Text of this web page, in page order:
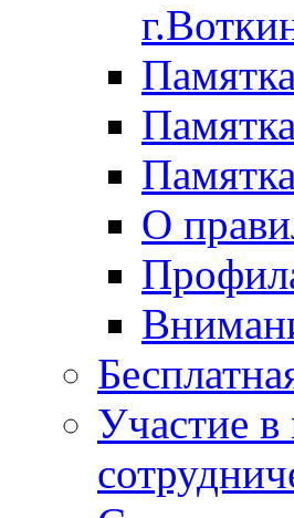
О
Участие